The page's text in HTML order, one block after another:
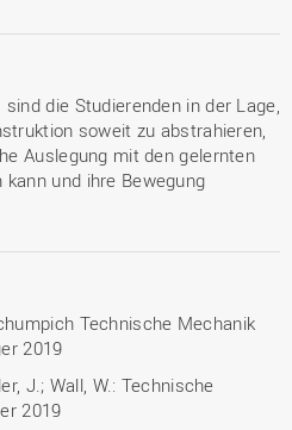
die Studierenden in der Lage,
soweit zu abstrahieren,
Auslegung mit den gelernten
und ihre Bewegung
Technische Mechanik
2019
J.; Wall, W.: Technische
2019